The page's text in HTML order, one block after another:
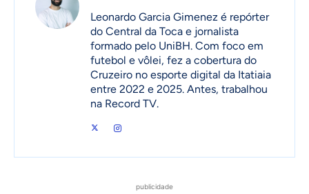
Leonardo Garcia Gimenez é repórter
do Central da Toca e jornalista
formado pelo UniBH. Com foco em
futebol e vôlei, fez a cobertura do
Cruzeiro no esporte digital da Itatiaia
entre 2022 e 2025. Antes, trabalhou
na Record TV.
publicidade